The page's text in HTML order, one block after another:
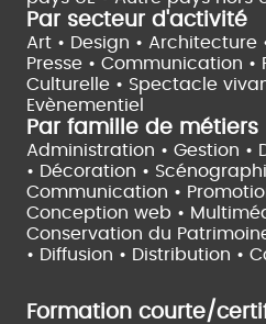
Par secteur d'activité
Art • Design • Architecture
Presse • Communication •
Culturelle • Spectacle
Evènementiel
Par famille de métiers
Administration • Gestion •
• Décoration •
Communication •
Conception web •
Conservation du
• Diffusion • Distribution •
Formation courte/